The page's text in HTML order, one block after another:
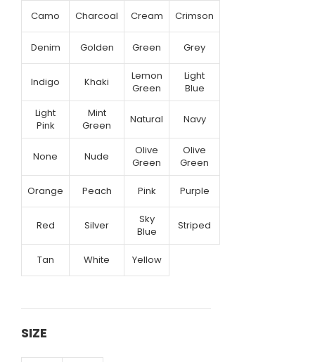
Camo Charcoal Cream Crimson
Denim Golden Green Grey
Indigo Khaki
Lemon
Green
Light
Blue
Light
Pink
Mint
Green
Natural Navy
None Nude
Olive
Green
Olive
Green
Orange Peach Pink Purple
Red Silver
Sky
Blue
Striped
Tan White Yellow
SIZE